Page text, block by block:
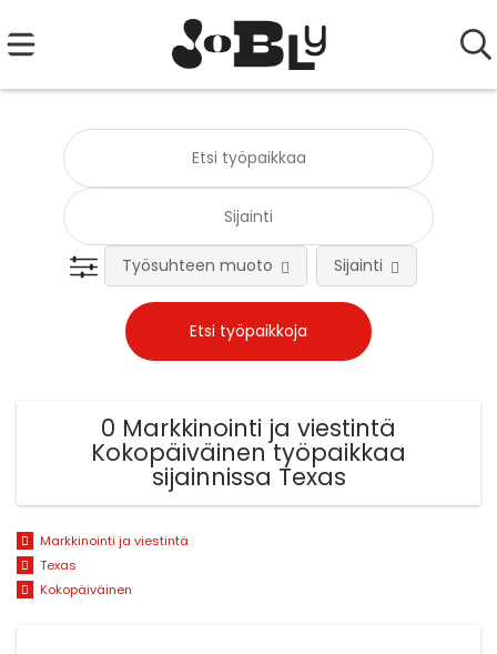
Työsuhteen muoto Sijainti
0 Markkinointi ja viestintä
Kokopäiväinen työpaikkaa
sijainnissa Texas
Markkinointi ja viestintä
Texas
Kokopäiväinen